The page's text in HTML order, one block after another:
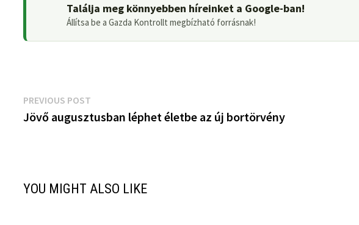
Találja meg könnyebben híreinket a Google-ban!
Állítsa be a Gazda Kontrollt megbízható forrásnak!
Bejegyzés
navigáció
PREVIOUS POST
post:
Jövő augusztusban léphet életbe az új bortörvény
YOU MIGHT ALSO LIKE